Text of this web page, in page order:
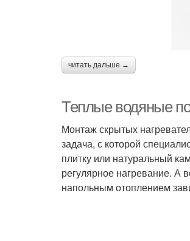
читать дальше →
Теплые водяные
Монтаж скрытых
задача, с которой
плитку или натуральный
регулярное нагревание. А
напольным отоплением